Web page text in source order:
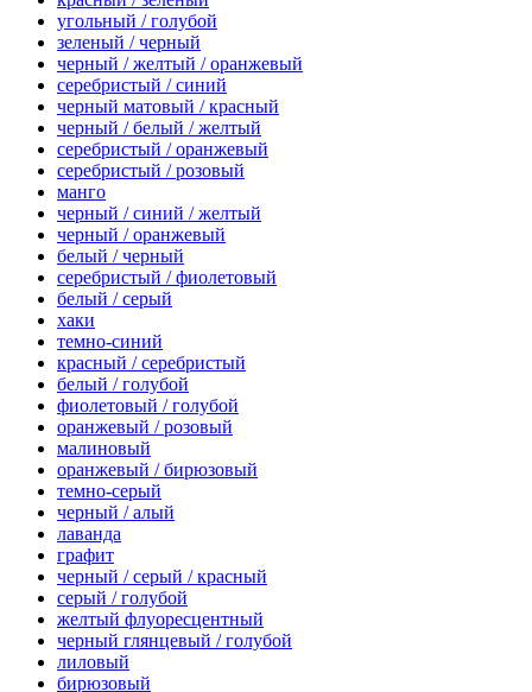
угольный / голубой
зеленый / черный
черный / желтый / оранжевый
серебристый / синий
черный матовый / красный
черный / белый / желтый
серебристый / оранжевый
серебристый / розовый
манго
черный / синий / желтый
черный / оранжевый
белый / черный
серебристый / фиолетовый
белый / серый
хаки
темно-синий
красный / серебристый
белый / голубой
фиолетовый / голубой
оранжевый / розовый
малиновый
оранжевый / бирюзовый
темно-серый
черный / алый
лаванда
графит
черный / серый / красный
серый / голубой
желтый флуоресцентный
черный глянцевый / голубой
лиловый
бирюзовый